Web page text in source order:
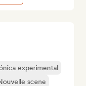
experimental
scene